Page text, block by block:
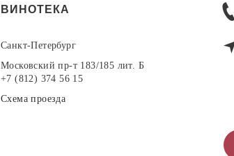
ВИНОТЕКА
Санкт-Петербург
Московский пр-т 183/185 лит. Б
+7 (812) 374 56 15
Схема проезда